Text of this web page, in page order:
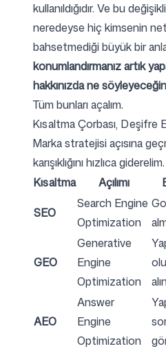
Giriş yap Kaydol
Bizi Takip Edin
kullanıldığıdır. Ve bu
neredeyse hiç kimsenin
bahsetmediği büyük bir
konumlandırmanız artık
hakkınızda ne
Tüm bunları açalım.
Kısaltma Çorbası, Deşifre
Marka stratejisi açısına
karışıklığını hızlıca giderelim.
Kısaltma
Açılımı
SEO
Search Engine
Optimization
GEO
Generative
Engine
Optimization
AEO
Answer
Engine
Optimization